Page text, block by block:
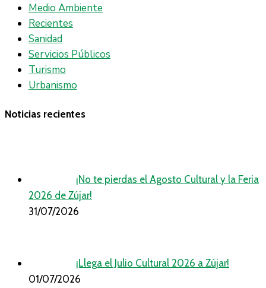
Medio Ambiente
Recientes
Sanidad
Servicios Públicos
Turismo
Urbanismo
Noticias recientes
¡No te pierdas el Agosto Cultural y la Feria
2026 de Zújar!
31/07/2026
¡Llega el Julio Cultural 2026 a Zújar!
01/07/2026